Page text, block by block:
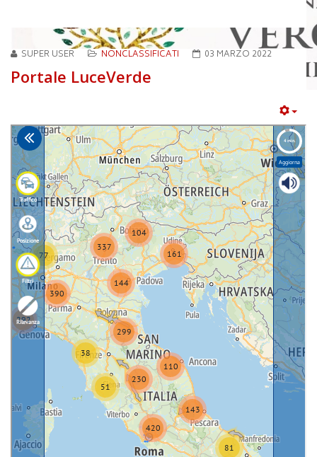
SUPER USER NONCLASSIFICATI 03 MARZO 2022
Portale LuceVerde